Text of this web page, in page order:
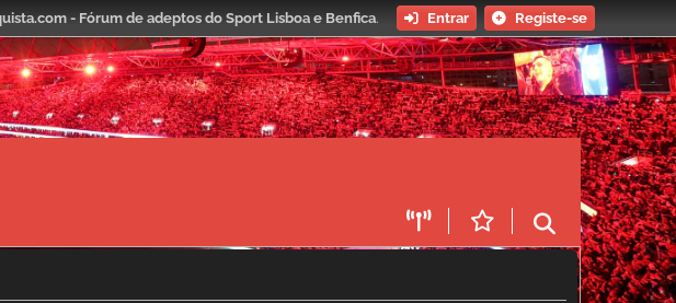
- Fórum de adeptos do Sport Lisboa e Benfica. Entrar Registe-se